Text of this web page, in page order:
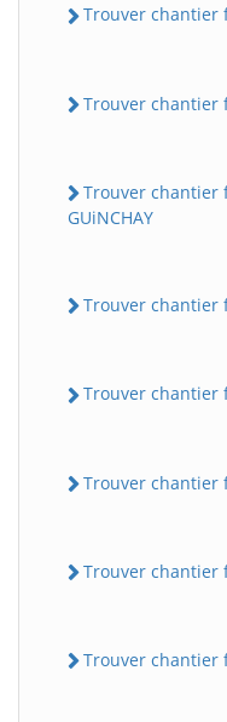
Trouver chantier
Trouver chantier
Trouver chantier
GUiNCHAY
Trouver chantier
Trouver chantier
Trouver chantier
Trouver chantier
Trouver chantier